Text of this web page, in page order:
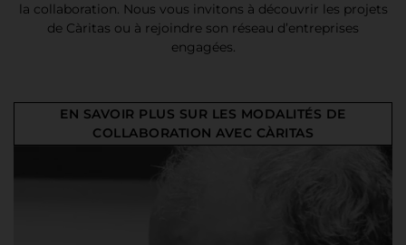
la collaboration. Nous vous invitons à découvrir les projets
de Càritas ou à rejoindre son réseau d’entreprises
engagées.
EN SAVOIR PLUS SUR LES MODALITÉS DE
COLLABORATION AVEC CÀRITAS